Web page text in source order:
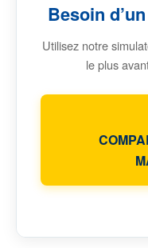
Besoin
Utilisez notre
le plus